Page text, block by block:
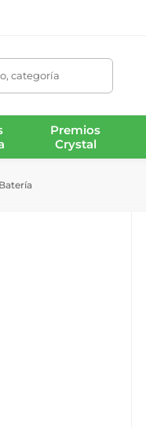
categoría
Premios
Crystal